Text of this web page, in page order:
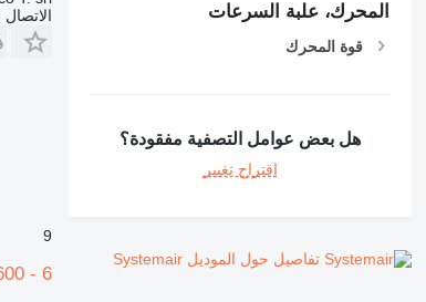
المحرك، علبة السرعات
قوة المحرك
هل بعض عوامل التصفية مفقودة؟
اقتراح تغيير
تفاصيل حول الموديل Systemair
الاتصال
9
- 6